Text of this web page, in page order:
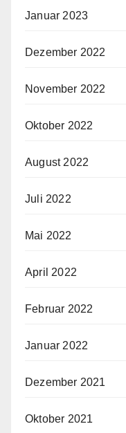
Januar 2023
Dezember 2022
November 2022
Oktober 2022
August 2022
Juli 2022
Mai 2022
April 2022
Februar 2022
Januar 2022
Dezember 2021
Oktober 2021